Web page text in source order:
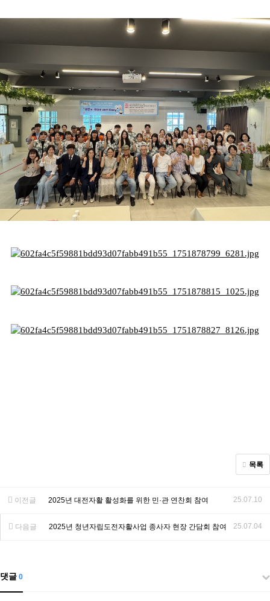
목록
이전글 2025년 대전자활 활성화를 위한 민·관 연찬회 참여 25.07.10
다음글 2025년 청년자립도전자활사업 종사자 현장 간담회 참여 25.07.04
댓글 0